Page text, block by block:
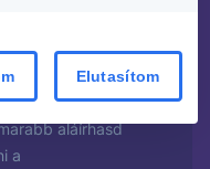
aláírhasd
a
Elutasítom